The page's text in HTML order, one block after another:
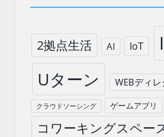
2拠点生活 AI IoT
Uターン WEBディ
クラウドソーシング ゲームアプリ
コワーキングスペー